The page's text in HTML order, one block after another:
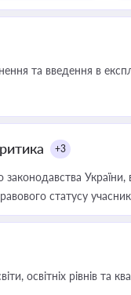
та введення в
+3
статусу
освітніх рівнів та